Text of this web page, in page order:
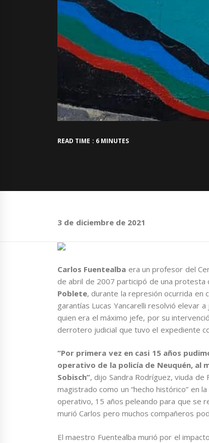
READ TIME : 6 MINUTES
3 de diciembre de 2021
Carlos Fuentealba era un profesor del
de abril de 2007 participó de una protesta
Poblete, durante la represión ocurrida en
garantías Lucas Yancarelli resolvió elevar
quien era el máximo jefe, por su
derrotero judicial que tuvo el expediente
“Por primera vez en casi 15 años
operativo de la policía de Neuquén, al
Sobisch”, dijo Sandra Rodríguez, viuda de
magistrado como un “hecho histórico” en
operativo, 15 años peleando para que se
murió Carlos pero muchos compañeros
El maestro Fuentealba murió por el